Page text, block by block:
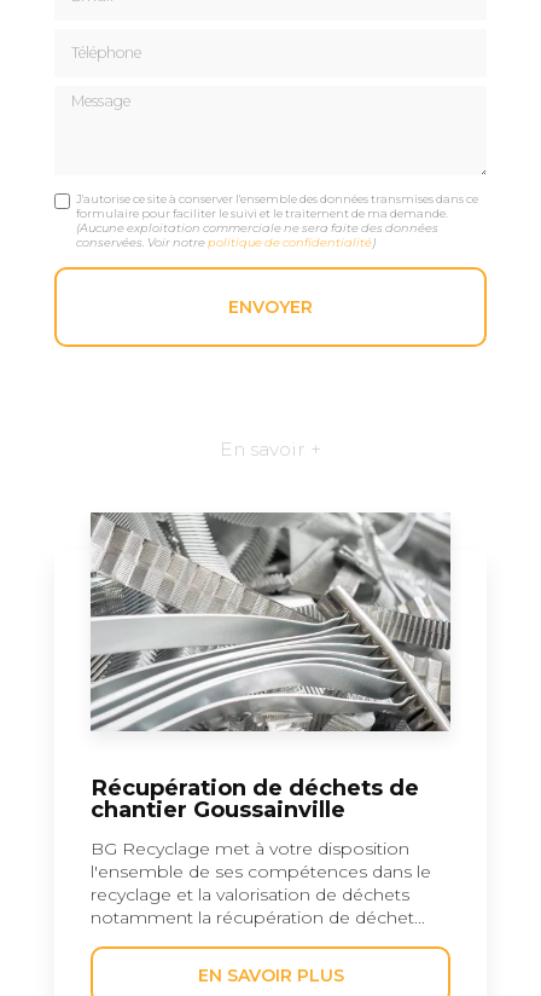
Message
J'autorise ce site à conserver l'ensemble des données transmises dans ce
formulaire pour faciliter le suivi et le traitement de ma demande.
(Aucune exploitation commerciale ne sera faite des données
conservées. Voir notrepolitique de confidentialité)
En savoir +
Récupération de déchets de
chantier Goussainville
BG Recyclage met à votre disposition
l'ensemble de ses compétences dans le
recyclage et la valorisation de déchets
notamment la récupération de déchet...
EN SAVOIR PLUS